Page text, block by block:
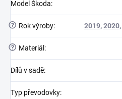
Model Škoda:
? Rok výroby: 2019,2020,
? Materiál :
Dílů v sadě:
Typ převodovky: